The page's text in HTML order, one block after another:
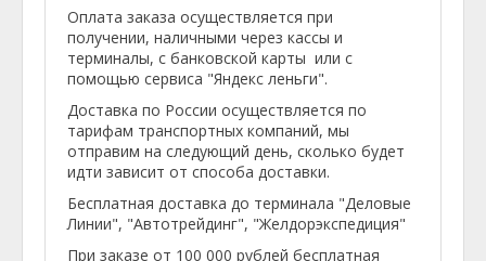
Оплата заказа осуществляется при
получении, наличными через кассы и
терминалы, с банковской карты или с
помощью сервиса "Яндекс леньги".
Доставка по России осуществляется по
тарифам транспортных компаний, мы
отправим на следующий день, сколько будет
идти зависит от способа доставки.
Бесплатная доставка до терминала "Деловые
Линии", "Автотрейдинг", "Желдорэкспедиция"
При заказе от 100 000 рублей бесплатная